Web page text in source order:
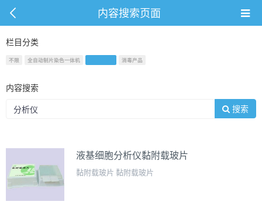
内容搜索页面
栏目分类
不限 全自动制片染色一体机 消毒产品
内容搜索
搜索
液基细胞分析仪黏附载玻片
黏附载玻片 黏附载玻片